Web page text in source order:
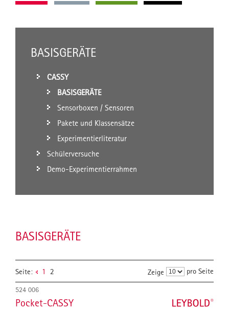
BASISGERÄTE
CASSY
BASISGERÄTE
Sensorboxen / Sensoren
Pakete und Klassensätze
Experimentierliteratur
Schülerversuche
Demo-Experimentierrahmen
BASISGERÄTE
Seite: 1 2 Zeige pro Seite
524 006
Pocket-CASSY